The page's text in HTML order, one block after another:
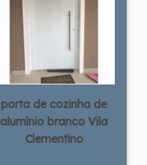
porta de cozinha de
alumínio branco Vila
Clementino